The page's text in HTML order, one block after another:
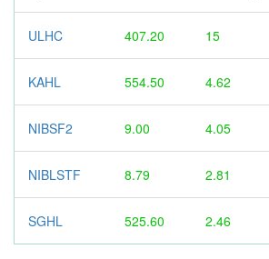
ULHC 407.20 15
KAHL 554.50 4.62
NIBSF2 9.00 4.05
NIBLSTF 8.79 2.81
SGHL 525.60 2.46